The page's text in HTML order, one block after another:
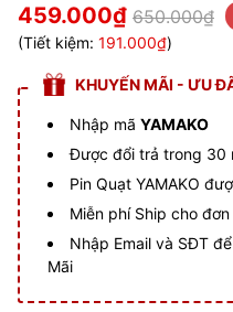
459.000₫ 650.000₫
(Tiết kiệm: 191.000₫)
KHUYẾN MÃI - ƯU
Nhập mã YAMAKO
Được đổi trả trong 30
Pin Quạt YAMAKO
Miễn phí Ship cho
Nhập Email và SĐT
Mãi